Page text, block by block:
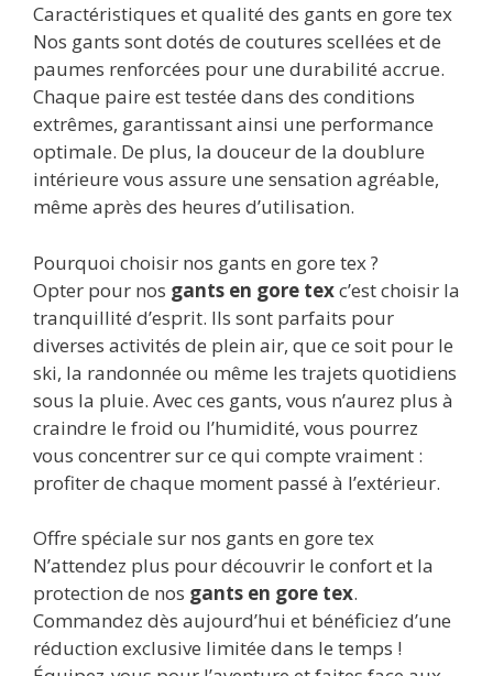
Caractéristiques et qualité des gants en gore tex
Nos gants sont dotés de coutures scellées et de
paumes renforcées pour une durabilité accrue.
Chaque paire est testée dans des conditions
extrêmes, garantissant ainsi une performance
optimale. De plus, la douceur de la doublure
intérieure vous assure une sensation agréable,
même après des heures d’utilisation.
Pourquoi choisir nos gants en gore tex ?
Opter pour nos gants en gore texc’est choisir la
tranquillité d’esprit. Ils sont parfaits pour
diverses activités de plein air, que ce soit pour le
ski, la randonnée ou même les trajets quotidiens
sous la pluie. Avec ces gants, vous n’aurez plus à
craindre le froid ou l’humidité, vous pourrez
vous concentrer sur ce qui compte vraiment :
profiter de chaque moment passé à l’extérieur.
Offre spéciale sur nos gants en gore tex
N’attendez plus pour découvrir le confort et la
protection de nos gants en gore tex.
Commandez dès aujourd’hui et bénéficiez d’une
réduction exclusive limitée dans le temps !